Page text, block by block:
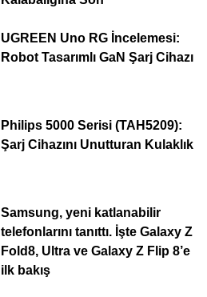
UGREEN Uno RG İncelemesi:
Robot Tasarımlı GaN Şarj Cihazı
Philips 5000 Serisi (TAH5209):
Şarj Cihazını Unutturan Kulaklık
Samsung, yeni katlanabilir
telefonlarını tanıttı. İşte Galaxy Z
Fold8, Ultra ve Galaxy Z Flip 8’e
ilk bakış